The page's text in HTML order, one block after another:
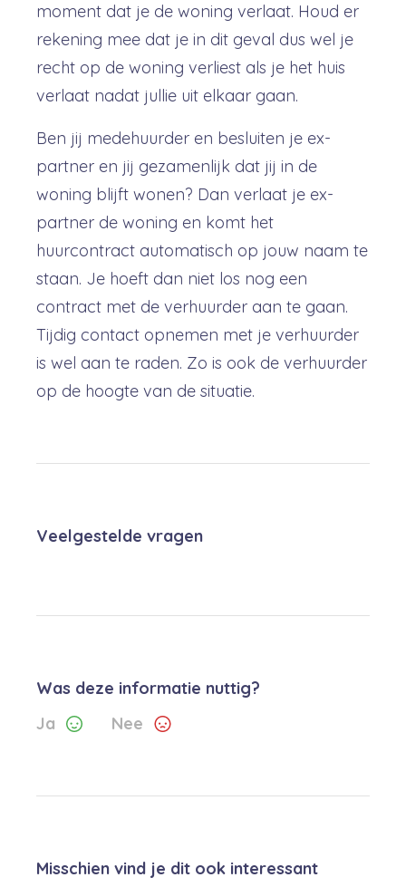
moment dat je de woning verlaat. Houd er
rekening mee dat je in dit geval dus wel je
recht op de woning verliest als je het huis
verlaat nadat jullie uit elkaar gaan.
Ben jij medehuurder en besluiten je ex-
partner en jij gezamenlijk dat jij in de
woning blijft wonen? Dan verlaat je ex-
partner de woning en komt het
huurcontract automatisch op jouw naam te
staan. Je hoeft dan niet los nog een
contract met de verhuurder aan te gaan.
Tijdig contact opnemen met je verhuurder
is wel aan te raden. Zo is ook de verhuurder
op de hoogte van de situatie.
Veelgestelde vragen
Was deze informatie nuttig?
Ja
Nee
Misschien vind je dit ook interessant